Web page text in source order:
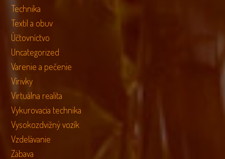
Technika
Textil a obuv
Účtovníctvo
Uncategorized
Varenie a pečenie
Vírivky
Virtuálna realita
Vykurovacia technika
Vysokozdvižný vozík
Vzdelávanie
Zábava